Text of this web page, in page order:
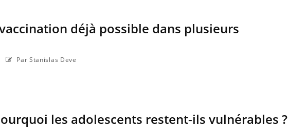
déjà possible dans plusieurs
Par Stanislas Deve
les adolescents restent-ils vulnérables ?